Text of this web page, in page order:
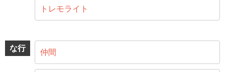
トレモライト
な行 仲間